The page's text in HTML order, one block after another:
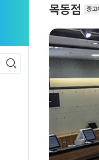
목동점 중고